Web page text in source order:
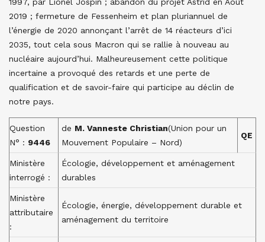
1997, par Lionel Jospin ; abandon du projet Astrid en Août
2019 ; fermeture de Fessenheim et plan pluriannuel de
l’énergie de 2020 annonçant l’arrêt de 14 réacteurs d’ici
2035, tout cela sous Macron qui se rallie à nouveau au
nucléaire aujourd’hui. Malheureusement cette politique
incertaine a provoqué des retards et une perte de
qualification et de savoir-faire qui participe au déclin de
notre pays.
Question
N° : 9446
de M. Vanneste Christian(Union pour un
Mouvement Populaire – Nord)
QE
Ministère
interrogé :
Écologie, développement et aménagement
durables
Ministère
attributaire
:
Écologie, énergie, développement durable et
aménagement du territoire